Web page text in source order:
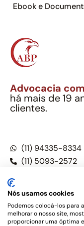
Ebook e
Advocacia
há mais de 19
clientes.
(11) 94335-8334
(11) 5093-2572
Este site não é um
Nós usamos cookies
Podemos colocá-los para
melhorar o nosso site,
proporcionar uma óptima